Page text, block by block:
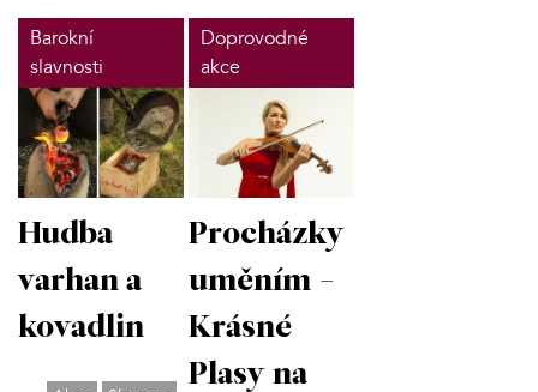
Barokní
slavnosti
Hudba
varhan a
kovadlin
Doprovodné
akce
Procházky
uměním -
Krásné
Plasy na